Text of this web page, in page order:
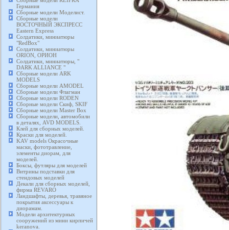
Германия
Сборные модели Моделист.
Сборные модели
ВОСТОЧНЫЙ ЭКСПРЕСС
Eastern Express
Солдатики, миниатюры
"RedBox"
Солдатики, миниатюры
ORION, ОРИОН
Солдатики, миниатюры, "
DARK ALLIANCE "
Сборные модели ARK
MODELS
Сборные модели AMODEL
Сборные модели Флагман
Сборные модели RODEN
Сборные модели Скиф, SKIF
Сборные модели Master Box
Сборные модели, автомобили
в деталях, AVD MODELS.
Клей для сборных моделей.
Краски для моделей.
KAV models Окрасочные
маски, фототравление,
элементы диорам, для
моделей.
Боксы, футляры для моделей
Витрины подставки для
стендовых моделей
Декали для сборных моделей,
фирма REVARO
Ландшафты, деревья, травяное
покрытия аксессуары к
диорамам.
Модели архитектурных
сооружений из мини кирпичей
keranova.